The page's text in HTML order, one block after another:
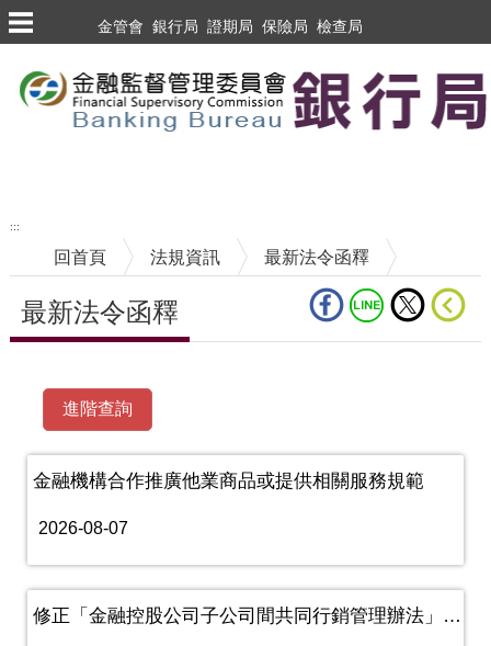
跳到主要內容區塊
金管會 銀行局 證期局 保險局 檢查局
:::
回首頁 法規資訊 最新法令函釋
最新法令函釋
金融機構合作推廣他業商品或提供相關服務規範
2026-08-07
修正「金融控股公司子公司間共同行銷管理辦法」第六條、第八條。